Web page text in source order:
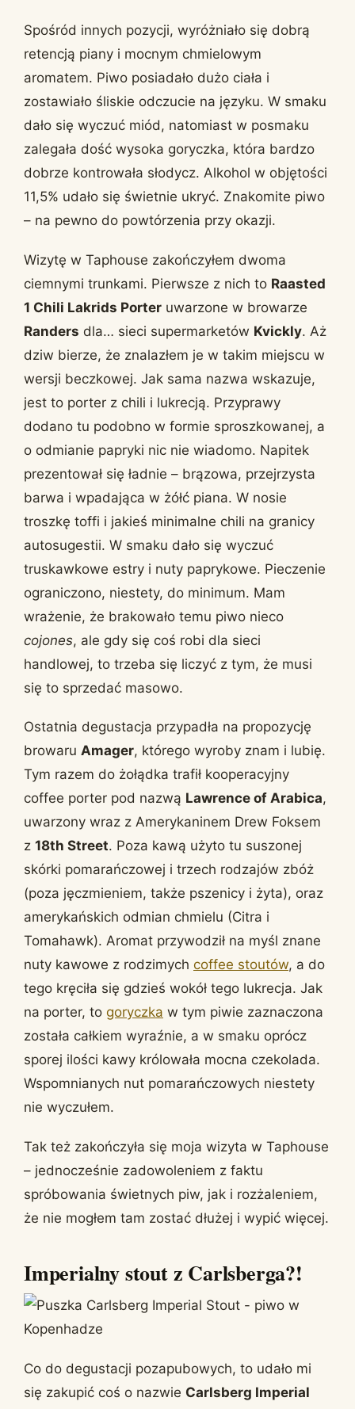
Spośród innych pozycji, wyróżniało się dobrą
retencją piany i mocnym chmielowym
aromatem. Piwo posiadało dużo ciała i
zostawiało śliskie odczucie na języku. W smaku
dało się wyczuć miód, natomiast w posmaku
zalegała dość wysoka goryczka, która bardzo
dobrze kontrowała słodycz. Alkohol w objętości
11,5% udało się świetnie ukryć. Znakomite piwo
– na pewno do powtórzenia przy okazji.
Wizytę w Taphouse zakończyłem dwoma
ciemnymi trunkami. Pierwsze z nich to Raasted
1 Chili Lakrids Porter uwarzone w browarze
Randers dla… sieci supermarketów Kvickly. Aż
dziw bierze, że znalazłem je w takim miejscu w
wersji beczkowej. Jak sama nazwa wskazuje,
jest to porter z chili i lukrecją. Przyprawy
dodano tu podobno w formie sproszkowanej, a
o odmianie papryki nic nie wiadomo. Napitek
prezentował się ładnie – brązowa, przejrzysta
barwa i wpadająca w żółć piana. W nosie
troszkę toffi i jakieś minimalne chili na granicy
autosugestii. W smaku dało się wyczuć
truskawkowe estry i nuty paprykowe. Pieczenie
ograniczono, niestety, do minimum. Mam
wrażenie, że brakowało temu piwo nieco
cojones, ale gdy się coś robi dla sieci
handlowej, to trzeba się liczyć z tym, że musi
się to sprzedać masowo.
Ostatnia degustacja przypadła na propozycję
browaru Amager, którego wyroby znam i lubię.
Tym razem do żołądka trafił kooperacyjny
coffee porter pod nazwą Lawrence of Arabica,
uwarzony wraz z Amerykaninem Drew Foksem
z 18th Street. Poza kawą użyto tu suszonej
skórki pomarańczowej i trzech rodzajów zbóż
(poza jęczmieniem, także pszenicy i żyta), oraz
amerykańskich odmian chmielu (Citra i
Tomahawk). Aromat przywodził na myśl znane
nuty kawowe z rodzimych coffee stoutów, a do
tego kręciła się gdzieś wokół tego lukrecja. Jak
na porter, to goryczka w tym piwie zaznaczona
została całkiem wyraźnie, a w smaku oprócz
sporej ilości kawy królowała mocna czekolada.
Wspomnianych nut pomarańczowych niestety
nie wyczułem.
Tak też zakończyła się moja wizyta w Taphouse
– jednocześnie zadowoleniem z faktu
spróbowania świetnych piw, jak i rozżaleniem,
że nie mogłem tam zostać dłużej i wypić więcej.
Imperialny stout z Carlsberga?!
Co do degustacji pozapubowych, to udało mi
się zakupić coś o nazwie Carlsberg Imperial